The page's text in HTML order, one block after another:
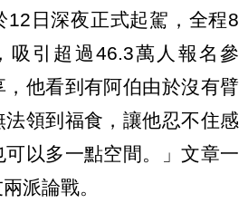
12日深夜正式起駕，全程8
吸引超過46.3萬人報名參
他看到有阿伯由於沒有臂
領到福食，讓他忍不住感
以多一點空間。」文章一
派論戰。